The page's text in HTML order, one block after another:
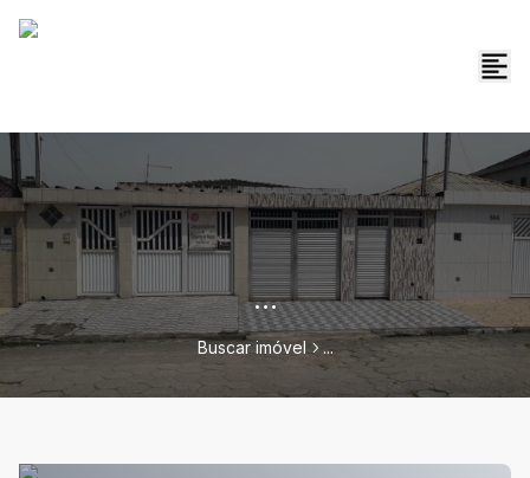
...
Buscar imóvel ...